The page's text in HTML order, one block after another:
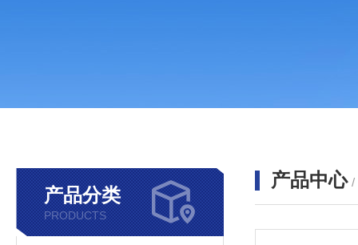
产品分类
PRODUCTS
产品中心 /